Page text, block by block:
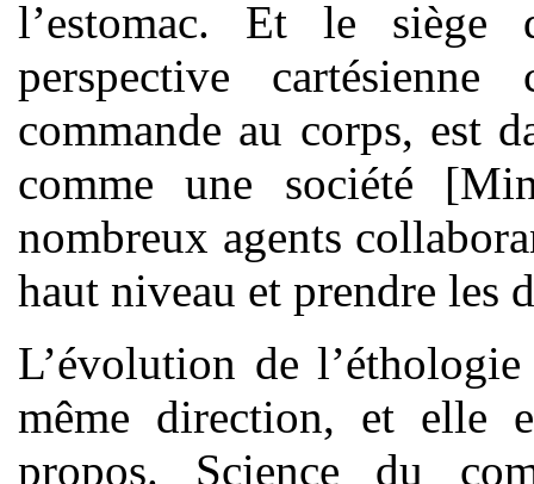
l’estomac. Et le siège
perspective
commande au corps, est
comme une société
nombreux agents
haut niveau et prendre les
L’évolution de
même direction, et elle
propos. Science du